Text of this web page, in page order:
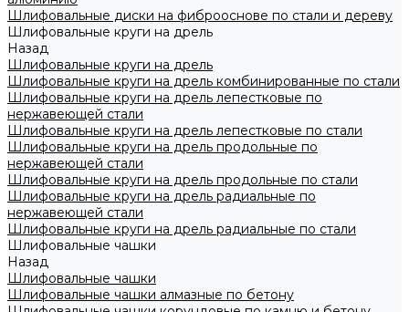
Шлифовальные диски на фиброоснове по стали и дереву
Шлифовальные круги на дрель
Назад
Шлифовальные круги на дрель
Шлифовальные круги на дрель комбинированные по стали
Шлифовальные круги на дрель лепестковые по
нержавеющей стали
Шлифовальные круги на дрель лепестковые по стали
Шлифовальные круги на дрель продольные по
нержавеющей стали
Шлифовальные круги на дрель продольные по стали
Шлифовальные круги на дрель радиальные по
нержавеющей стали
Шлифовальные круги на дрель радиальные по стали
Шлифовальные чашки
Назад
Шлифовальные чашки
Шлифовальные чашки алмазные по бетону